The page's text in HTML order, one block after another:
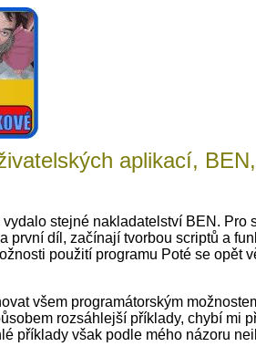
aplikací,
stejné nakladatelství BEN.
díl, začínají tvorbou scriptů a
použití programu Poté se opět
všem programátorským
rozsáhlejší příklady, chybí mi
příklady však podle mého názoru